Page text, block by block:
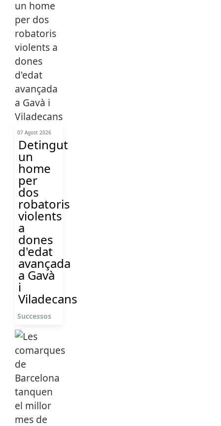
07 Agost 2026
Detingut
un
home
per
dos
robatoris
violents
a
dones
d'edat
avançada
a Gavà
i
Viladecans
Successos